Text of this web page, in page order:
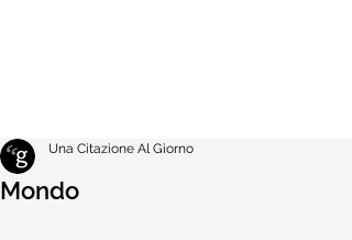
Mondo
Una Citazione Al Giorno